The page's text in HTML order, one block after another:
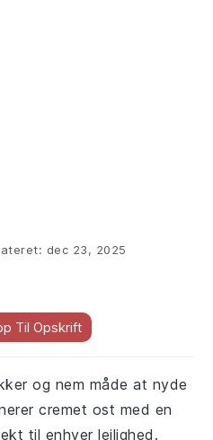
dec 23, 2025
Til Opskrift
og nem måde at nyde
cremet ost med en
til enhver lejlighed.